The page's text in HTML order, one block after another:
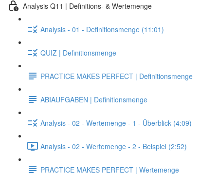
Analysis Q11 | Definitions- & Wertemenge
Analysis - 01 - Definitionsmenge (11:01)
QUIZ | Definitionsmenge
PRACTICE MAKES PERFECT | Definitionsmenge
ABIAUFGABEN | Definitionsmenge
Analysis - 02 - Wertemenge - 1 - Überblick (4:09)
Analysis - 02 - Wertemenge - 2 - Beispiel (2:52)
PRACTICE MAKES PERFECT | Wertemenge